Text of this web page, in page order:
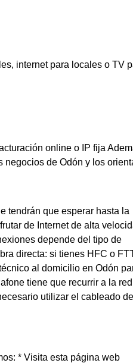
internet para locales o TV
online o IP fija
de Odón y los
tendrán que esperar hasta la
de Internet de alta
depende del tipo de
directa: si tienes HFC o
al domicilio en Odón
tiene que recurrir a la
utilizar el cableado
* Visita esta página web